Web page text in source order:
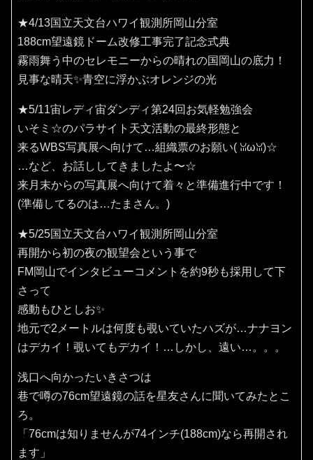
★4/13国立天文台ハワイ観測所岡山分室
188cm望遠鏡ドーム改修工事完了記念式典
霧雨舞う中のセレモニーからの晴れの国岡山の底力！
見事な晴天✨️青空に浮かぶオレンジの光
★5/11宙レディ宙ダンディ第24回お気軽勉強会
いそミ☆のパラサイト天文活動の最終形態と
来るWBS写真展へ向けて…組織票のお願い(⁠ ⁠ꈍ⁠ω⁠ꈍ⁠)☆
…など、お話ししてきましたよ〜☆
来月末からの写真展へ向けて着々と準備進行中です！
(準備してるのは…たまさん。)
★5/25国立天文台ハワイ観測所岡山分室
再開から初の夜の観望会という事で
FM岡山でインタビューコメントを約9秒も採用して下
さって
感動もひとしお✨️
地元で2メートルは何度も覗いていたハズが…ナナヨン
はデカイ！覗いてもデカイ！…しかし、遠い…。。。
浅口へ向かったいきさつは
巷で噂の76cm望遠鏡の話を星友さんに聞いてみたとこ
ろ。
「76cmは知りませんが74インチ(188cm)なら再開され
ます」